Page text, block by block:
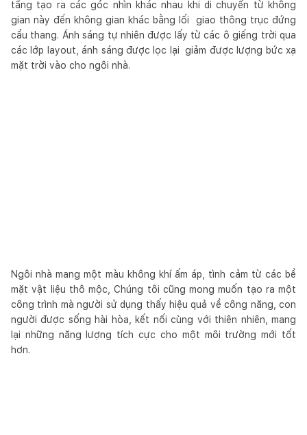
tầng tạo ra các góc nhìn khác nhau khi di chuyển từ không
gian này đến không gian khác bằng lối giao thông trục đứng
cầu thang. Ánh sáng tự nhiên được lấy từ các ô giếng trời qua
các lớp layout, ánh sáng được lọc lại giảm được lượng bức xạ
mặt trời vào cho ngôi nhà.
Ngôi nhà mang một màu không khí ấm áp, tình cảm từ các bề
mặt vật liệu thô mộc, Chúng tôi cũng mong muốn tạo ra một
công trình mà người sử dụng thấy hiệu quả về công năng, con
người được sống hài hòa, kết nối cùng với thiên nhiên, mang
lại những năng lượng tích cực cho một môi trường mới tốt
hơn.